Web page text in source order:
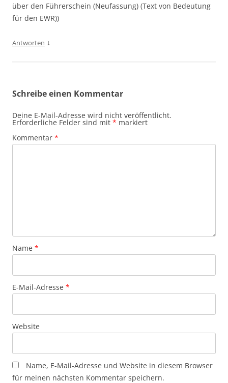
über den Führerschein (Neufassung) (Text von Bedeutung
für den EWR))
Antworten ↓
Schreibe einen Kommentar
Deine E-Mail-Adresse wird nicht veröffentlicht.
Erforderliche Felder sind mit * markiert
Kommentar *
Name *
E-Mail-Adresse *
Website
Name, E-Mail-Adresse und Website in diesem Browser
für meinen nächsten Kommentar speichern.